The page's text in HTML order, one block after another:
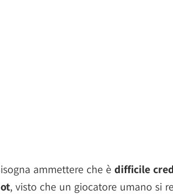
ammettere che è difficile
, visto che un giocatore umano si